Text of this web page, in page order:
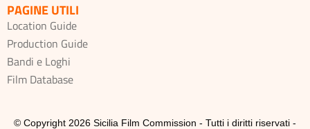
PAGINE UTILI
Location Guide
Production Guide
Bandi e Loghi
Film Database
© Copyright 2026 Sicilia Film Commission - Tutti i diritti riservati -